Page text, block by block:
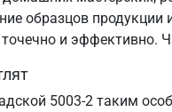
образцов
и эффективно.
5003-2 таким